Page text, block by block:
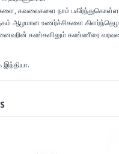
கவலைகளை நாம்
ஆழமான உணர்ச்சிகளை
கண்களிலும் கண்ணீரை
இந்தியா.